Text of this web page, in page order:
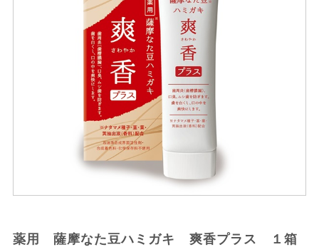
薬用 薩摩なた豆ハミガキ 爽香プラス １箱